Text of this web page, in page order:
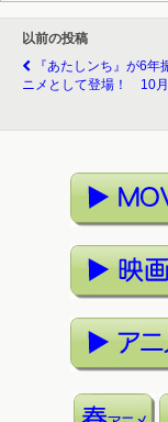
以前の投稿
『あたしンち』が6年
ニメとして登場！ 10